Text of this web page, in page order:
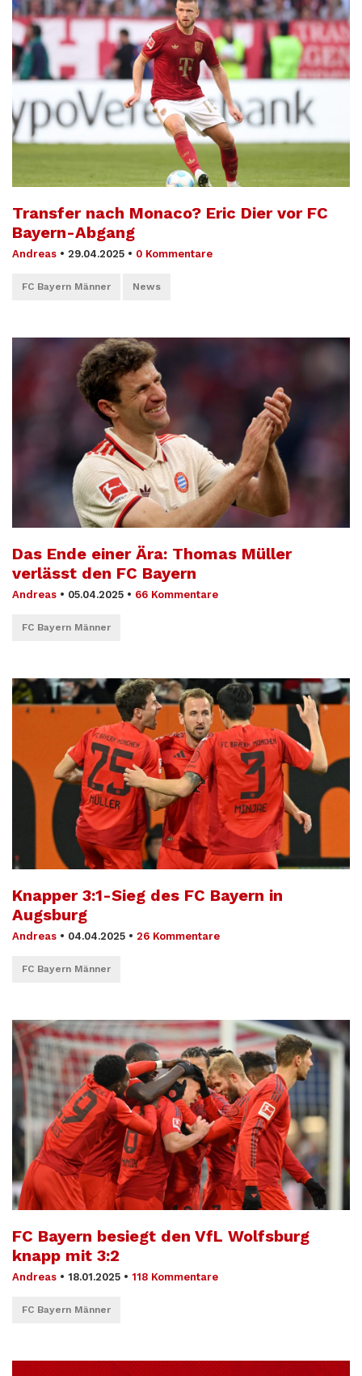
Transfer nach Monaco? Eric Dier vor FC
Bayern-Abgang
Andreas • 29.04.2025 • 0 Kommentare
FC Bayern Männer News
Das Ende einer Ära: Thomas Müller
verlässt den FC Bayern
Andreas • 05.04.2025 • 66 Kommentare
FC Bayern Männer
Knapper 3:1-Sieg des FC Bayern in
Augsburg
Andreas • 04.04.2025 • 26 Kommentare
FC Bayern Männer
FC Bayern besiegt den VfL Wolfsburg
knapp mit 3:2
Andreas • 18.01.2025 • 118 Kommentare
FC Bayern Männer